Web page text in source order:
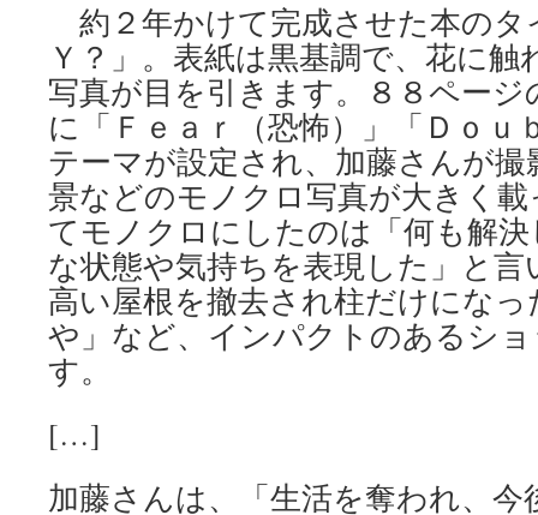
約２年かけて完成させた本のタ
Ｙ？」。表紙は黒基調で、花に
写真が目を引きます。８８ペー
に「Ｆｅａｒ（恐怖）」「Ｄｏｕ
テーマが設定され、加藤さんが
景などのモノクロ写真が大きく
てモノクロにしたのは「何も解
な状態や気持ちを表現した」と
高い屋根を撤去され柱だけにな
や」など、インパクトのあるシ
す。
[…]
加藤さんは、「生活を奪われ、